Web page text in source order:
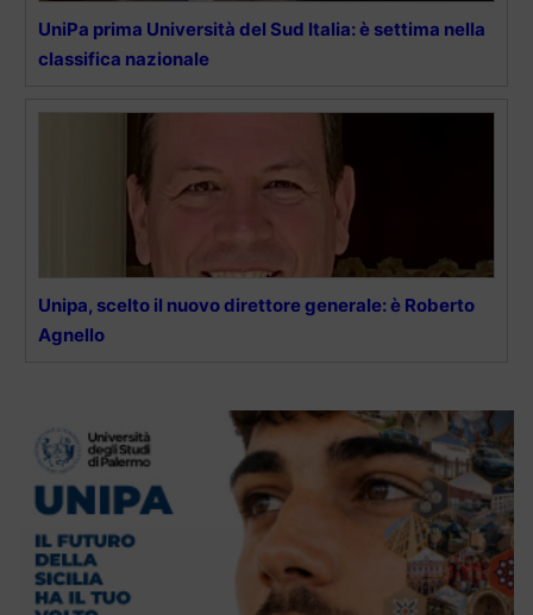
UniPa prima Università del Sud Italia: è settima nella
classifica nazionale
Unipa, scelto il nuovo direttore generale: è Roberto
Agnello